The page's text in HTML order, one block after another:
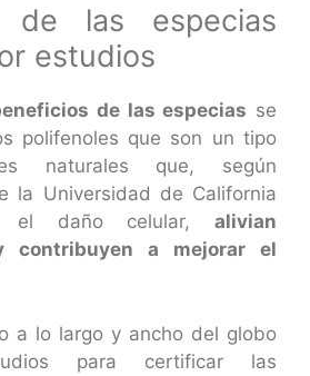
de las especias
estudios
de las especias se
polifenoles que son un tipo
naturales que, según
la Universidad de California
el daño celular, alivian
contribuyen a mejorar el
a lo largo y ancho del globo
para certificar las